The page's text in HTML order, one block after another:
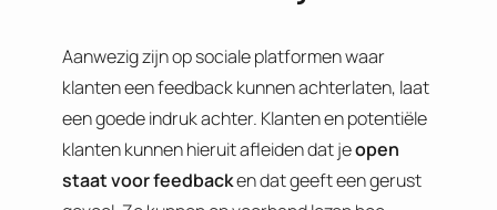
Aanwezig zijn op sociale platformen waar
klanten een feedback kunnen achterlaten, laat
een goede indruk achter. Klanten en potentiële
klanten kunnen hieruit afleiden dat jeopen
staat voor feedbacken dat geeft een gerust